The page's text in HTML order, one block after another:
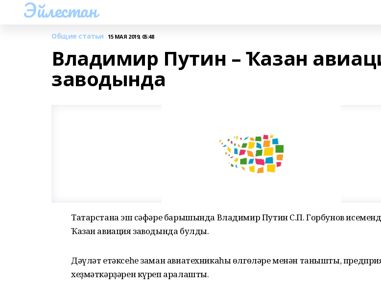
Эйлестан
Общие статьи 15 МАЯ 2019, 05:48
Владимир Путин – Ҡазан
заводында
Татарстанға эш сәфәре барышында Владимир Путин С.П. Горбунов
Ҡазан авиация заводында булды.
Дәүләт етәксеһе заман авиатехникаһы өлгөләре менән танышты,
хеҙмәткәрҙәрен күреп аралашты.